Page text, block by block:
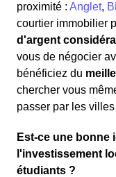
proximité : Anglet,
courtier immobilier
d'argent
vous de négocier
bénéficiez du
chercher vous
passer par les
Est-ce une bonne
l'investissement
étudiants ?